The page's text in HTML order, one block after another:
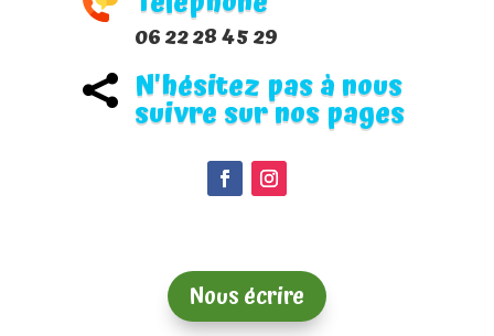
06 22 28 45 29
 N'hésitez pas à nous
suivre sur nos pages
Nous écrire